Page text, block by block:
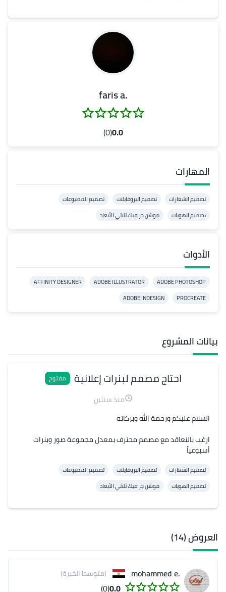
.faris a
0.0
(0)
المهارات
تصميم الشعارات تصميم البروفايلات
تصميم المطبوعات
تصميم الهويات
موشن جرافيك ثلاثي الأبعاد
الأدوات
ADOBE PHOTOSHOP
ADOBE ILLUSTRATOR
AFFINITY DESIGNER
PROCREATE
ADOBE INDESIGN
بيانات المشروع
احتاج مصمم لبنرات إعلانية مفتوح
منذ سنتين
أسبوعياً
تصميم الشعارات تصميم البروفايلات
تصميم المطبوعات
تصميم الهويات
موشن جرافيك ثلاثي الأبعاد
العروض (14)
.mohammed e (متوسط الخبرة)
0.0
(0)